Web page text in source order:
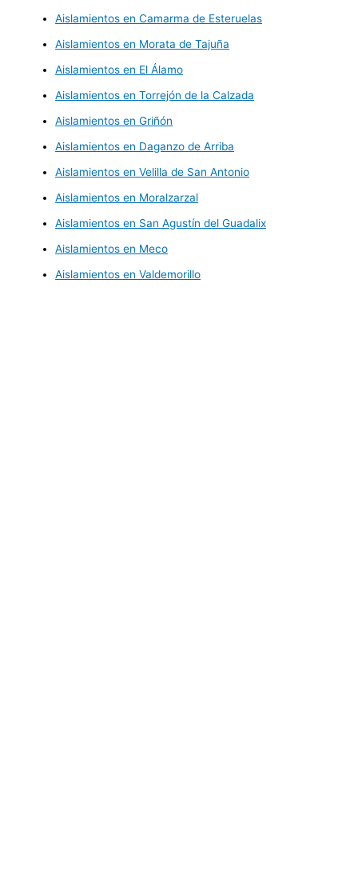
Aislamientos en Camarma de Esteruelas
Aislamientos en Morata de Tajuña
Aislamientos en El Álamo
Aislamientos en Torrejón de la Calzada
Aislamientos en Griñón
Aislamientos en Daganzo de Arriba
Aislamientos en Velilla de San Antonio
Aislamientos en Moralzarzal
Aislamientos en San Agustín del Guadalix
Aislamientos en Meco
Aislamientos en Valdemorillo